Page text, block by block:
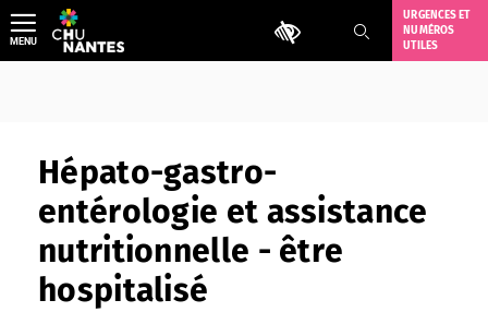
Aller
au
contenu
Outils d'accessibilité
URGENCES ET
NUMÉROS
UTILES
MENU
Hépato-gastro-
entérologie et assistance
nutritionnelle - être
hospitalisé